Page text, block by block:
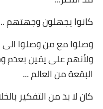
كانوا يجهلون وجهتهم
وصلوا مع من وصلوا الى
ولأنهم على يقين
البقعة من العالم...
كان لا بد من التفكير